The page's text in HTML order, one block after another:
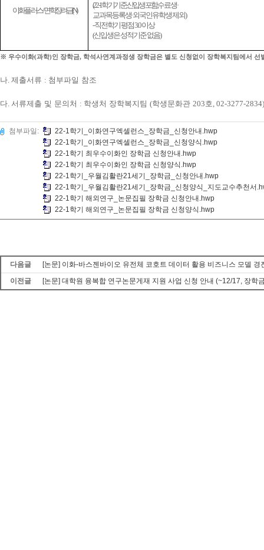
이화플러스/면학장려금(N)
(22-1학기 기준신입생 포함수료생·
교과목등록생·외국인유학생 제외)
- 직전학기 평점 3.0 이상
(신입생은 성적기준 없음)
※ 우수이화(과학)인 장학금, 학석사연계과정생 장학금은 별도 신청없이 장학복지팀에서 선
나. 제출서류 : 첨부파일 참조
다. 서류제출 및 문의처 : 학생처 장학복지팀 (학생문화관 203호, 02-3277-2834)
첨부파일:
22-1학기_이화연구엑셀런스_장학금_신청안내.hwp
22-1학기_이화연구엑셀런스_장학금_신청양식.hwp
22-1학기 최우수이화인 장학금 신청안내.hwp
22-1학기 최우수이화인 장학금 신청양식.hwp
22-1학기_우월김활란21세기_장학금_신청안내.hwp
22-1학기_우월김활란21세기_장학금_신청양식_지도교수추천서
22-1학기 해외연구_논문집필 장학금 신청안내.hwp
22-1학기 해외연구_논문집필 장학금 신청양식.hwp
다음글
[논문] 이화-바스젠바이오 유전체 코호트 데이터 활용 비즈니스 모델 경
이전글
[논문] 대학원 융복합 연구논문게재 지원 사업 신청 안내 (~12/17, 장학